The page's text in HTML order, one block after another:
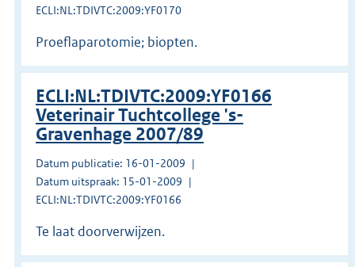
ECLI:NL:TDIVTC:2009:YF0170
Proeflaparotomie; biopten.
ECLI:NL:TDIVTC:2009:YF0166
Veterinair Tuchtcollege 's-
Gravenhage 2007/89
Datum publicatie: 16-01-2009
Datum uitspraak: 15-01-2009
ECLI:NL:TDIVTC:2009:YF0166
Te laat doorverwijzen.